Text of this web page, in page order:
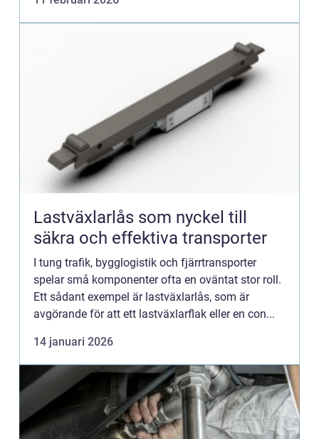
handlar inte bara om ...
Lastväxlarlås som nyckel till
säkra och effektiva transporter
I tung trafik, bygglogistik och fjärrtransporter
spelar små komponenter ofta en oväntat stor roll.
Ett sådant exempel är lastväxlarlås, som är
avgörande för att ett lastväxlarflak eller en con...
14 januari 2026